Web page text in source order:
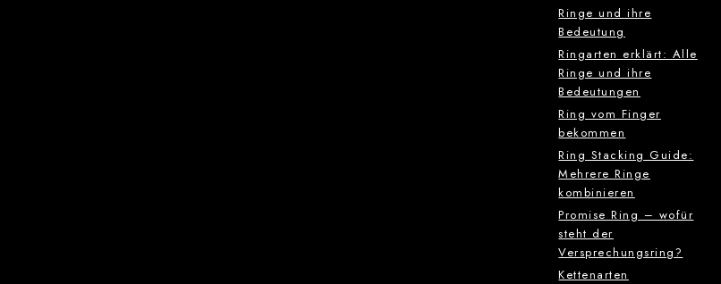
Ringe und ihre
Bedeutung
Ringarten erklärt: Alle
Ringe und ihre
Bedeutungen
Ring vom Finger
bekommen
Ring Stacking Guide:
Mehrere Ringe
kombinieren
Promise Ring – wofür
steht der
Versprechungsring?
Kettenarten